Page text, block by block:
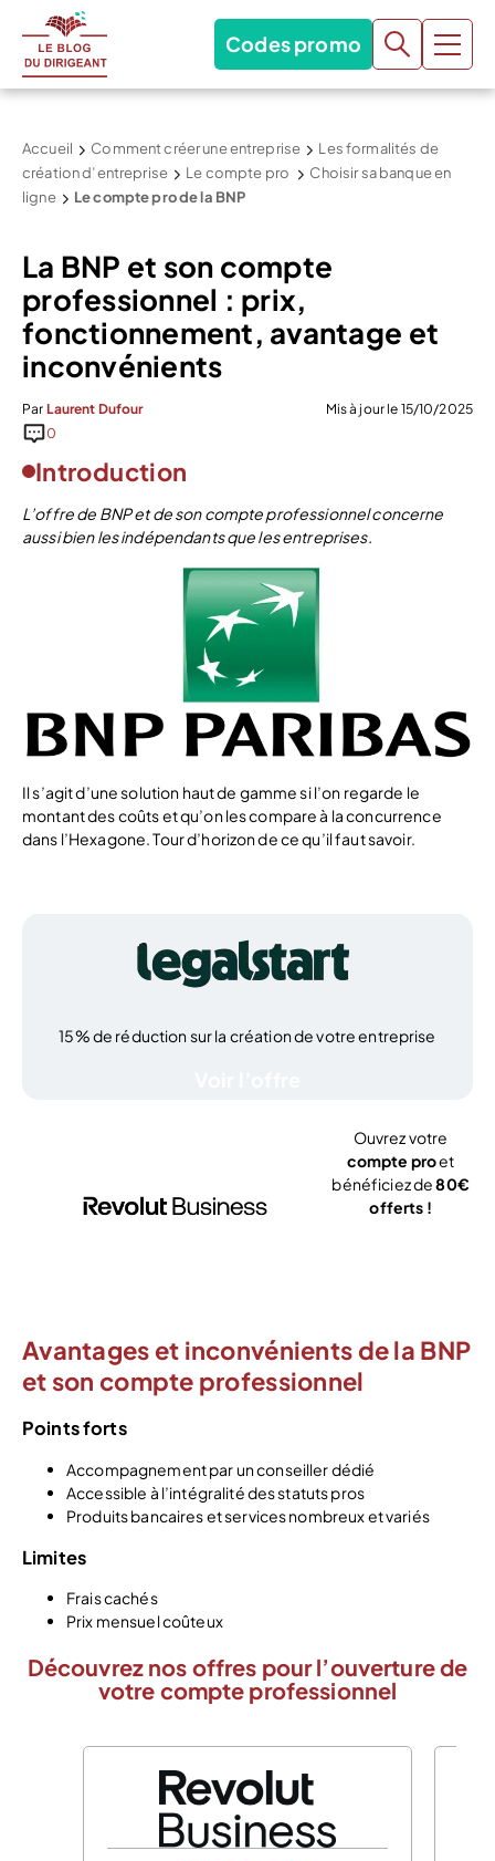
Codes promo
Accueil Comment créer une entreprise
Les formalités de
création d’entreprise
Le compte pro
Choisir sa banque en
ligne
Le compte pro de la BNP
La BNP et son compte
professionnel : prix,
fonctionnement, avantage et
inconvénients
Par Laurent Dufour
Mis à jour le 15/10/2025
0
Introduction
L’offre de BNP et de son compte professionnel concerne
aussi bien les indépendants que les entreprises.
Il s’agit d’une solution haut de gamme si l’on regarde le
montant des coûts et qu’on les compare à la concurrence
dans l’Hexagone. Tour d’horizon de ce qu’il faut savoir.
15% de réduction sur la création de votre entreprise
Ouvrez votre
compte proet
bénéficiez de80€
offerts !
Avantages et inconvénients de la BNP
et son compte professionnel
Points forts
Accompagnement par un conseiller dédié
Accessible à l’intégralité des statuts pros
Produits bancaires et services nombreux et variés
Limites
Frais cachés
Prix mensuel coûteux
Découvrez nos offres pour l’ouverture de
votre compte professionnel